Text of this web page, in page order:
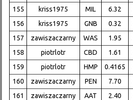
155
kriss1975 MIL 6.32
156
kriss1975 GNB 0.32
157
zawiszaczarny WAS 1.95
158
piotrlotr CBD 1.61
159
piotrlotr HMP 0.4165
160
zawiszaczarny PEN 7.70
161
zawiszaczarny AAT 2.40